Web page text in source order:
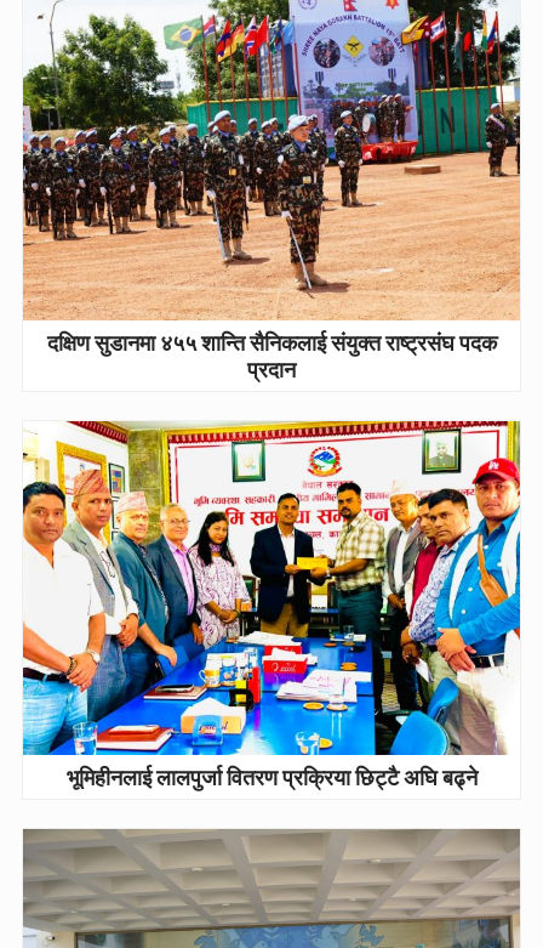
दक्षिण सुडानमा ४५५ शान्ति सैनिकलाई संयुक्त राष्ट्रसंघ पदक
प्रदान
भूमिहीनलाई लालपुर्जा वितरण प्रक्रिया छिट्टै अघि बढ्ने